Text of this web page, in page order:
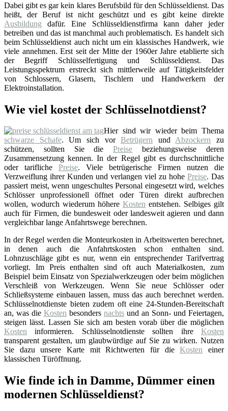
Dabei gibt es gar kein klares Berufsbild für den Schlüsseldienst. Das
heißt, der Beruf ist nicht geschützt und es gibt keine direkte
Ausbildung dafür. Eine Schlüsseldienstfirma kann daher jeder
betreiben und das ist manchmal auch problematisch. Es handelt sich
beim Schlüsseldienst auch nicht um ein klassisches Handwerk, wie
viele annehmen. Erst seit der Mitte der 1960er Jahre etablierte sich
der Begriff Schlüsselfertigung und Schlüsseldienst. Das
Leistungsspektrum erstreckt sich mittlerweile auf Tätigkeitsfelder
von Schlossern, Glasern, Tischlern und Handwerkern der
Elektroinstallation.
Wie viel kostet der Schlüsselnotdienst?
Hier sind wir wieder beim Thema
schwarze Schafe. Um sich vorBetrügern undAbzockern zu
schützen, sollten Sie diePreise beziehungsweise deren
Zusammensetzung kennen. In der Regel gibt es durchschnittliche
oder tarifliche Preise. Viele betrügerische Firmen nutzen die
Verzweiflung ihrer Kunden und verlangen viel zu hohe Preise. Das
passiert meist, wenn ungeschultes Personal eingesetzt wird, welches
Schlösser unprofessionell öffnet oder Türen direkt aufbrechen
wollen, wodurch wiederum höhere Kosten entstehen. Selbiges gilt
auch für Firmen, die bundesweit oder landesweit agieren und dann
vergleichbar lange Anfahrtswege berechnen.
In der Regel werden die Monteurkosten in Arbeitswerten berechnet,
in denen auch die Anfahrtskosten schon enthalten sind.
Lohnzuschläge gibt es nur, wenn ein entsprechender Tarifvertrag
vorliegt. Im Preis enthalten sind oft auch Materialkosten, zum
Beispiel beim Einsatz von Spezialwerkzeugen oder beim möglichen
Verschleiß von Werkzeugen. Wenn Sie neue Schlösser oder
Schließsysteme einbauen lassen, muss das auch berechnet werden.
Schlüsselnotdienste bieten zudem oft eine 24-Stunden-Bereitschaft
an, was die Kosten besonders nachts und an Sonn- und Feiertagen,
steigen lässt. Lassen Sie sich am besten vorab über die möglichen
Kosten informieren. Schlüsselnotdienste sollten ihre Kosten
transparent gestalten, um glaubwürdige auf Sie zu wirken. Nutzen
Sie dazu unsere Karte mit Richtwerten für dieKosten einer
klassischen Türöffnung.
Wie finde ich in Damme, Dümmer einen
modernen Schlüsseldienst?